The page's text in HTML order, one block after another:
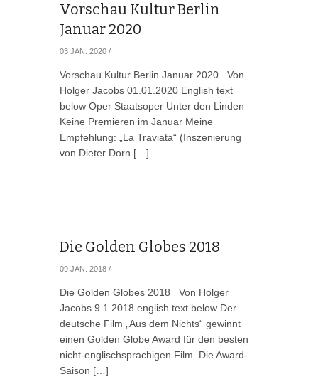
Vorschau Kultur Berlin
Januar 2020
03 JAN. 2020 /
Vorschau Kultur Berlin Januar 2020 Von
Holger Jacobs 01.01.2020 English text
below Oper Staatsoper Unter den Linden
Keine Premieren im Januar Meine
Empfehlung: „La Traviata“ (Inszenierung
von Dieter Dorn […]
Die Golden Globes 2018
09 JAN. 2018 /
Die Golden Globes 2018 Von Holger
Jacobs 9.1.2018 english text below Der
deutsche Film „Aus dem Nichts“ gewinnt
einen Golden Globe Award für den besten
nicht-englischsprachigen Film. Die Award-
Saison […]